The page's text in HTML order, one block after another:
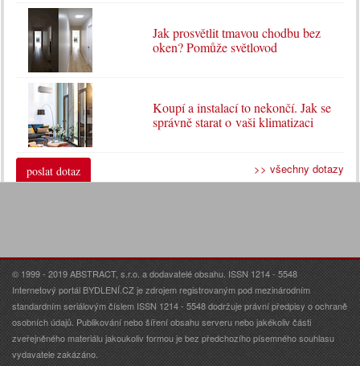
Jak prosvětlit tmavou chodbu bez
oken? Pomůže světlovod
Koupí a instalací to nekončí. Jak se
správně starat o vaši klimatizaci
poslat dotaz >> všechny dotazy
© 1999 - 2019 ABSTRACT, s.r.o. a dodavatelé obsahu. ISSN 1214 - 5548
Internetový portál BYDLENÍ.CZ je zdrojem registrovaným pod mezinárodním
standardním seriálovým číslem ISSN 1214 - 5548 dodržuje právní předpisy o ochraně
osobních údajů. Publikování nebo šíření obsahu serveru nebo jakékoliv části
zveřejněného materiálu jakoukoliv formou je bez předchozího písemného souhlasu
vydavatele zakázáno.